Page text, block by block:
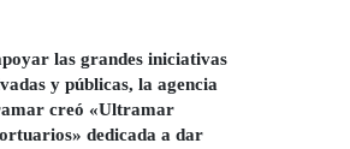
las grandes iniciativas
y públicas, la agencia
creó «Ultramar
dedicada a dar